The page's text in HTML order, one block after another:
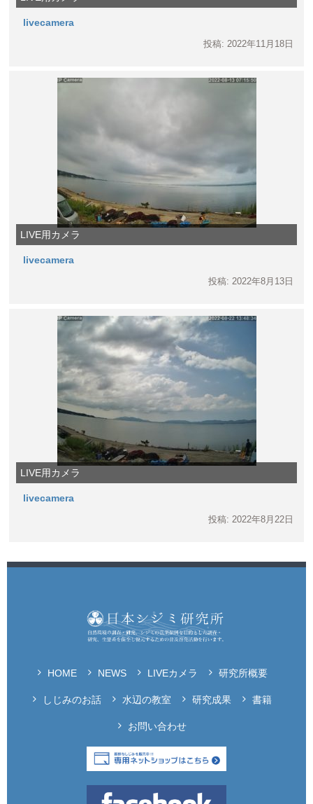
livecamera
投稿: 2022年11月18日
LIVE用カメラ
livecamera
投稿: 2022年8月13日
LIVE用カメラ
livecamera
投稿: 2022年8月22日
HOME NEWS LIVEカメラ 研究所概要
しじみのお話 水辺の教室 研究成果 書籍
お問い合わせ